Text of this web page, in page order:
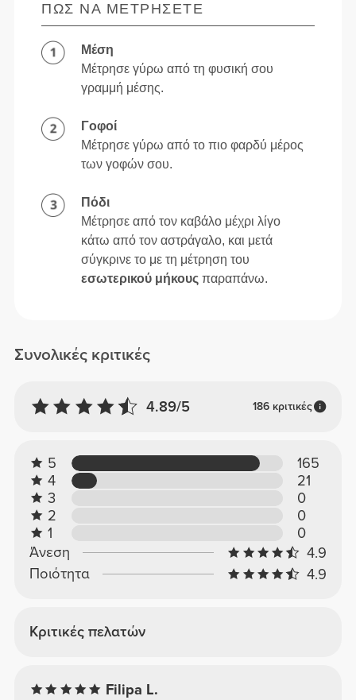
Συνολικές κριτικές
4.89/5 186 κριτικές
5
165
4
21
3
0
2
0
1
0
Άνεση
4.9
Ποιότητα
4.9
Κριτικές πελατών
Filipa L.
ΠΏΣ ΝΑ ΜΕΤΡΉΣΕΤΕ
Μέση
Μέτρησε γύρω από τη φυσική σου
γραμμή μέσης.
Γοφοί
Μέτρησε γύρω από το πιο φαρδύ μέρος
των γοφών σου.
Πόδι
Μέτρησε από τον καβάλο μέχρι λίγο
κάτω από τον αστράγαλο, και μετά
σύγκρινε το με τη μέτρηση του
εσωτερικού μήκους παραπάνω.